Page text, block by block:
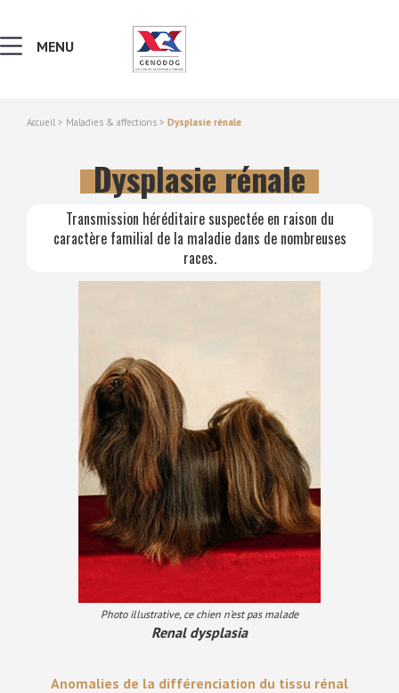
NOTIONS DE GÉNÉTIQUE
RECHERCHER UNE RACE
VERS LE SITE SCC.ASSO.FR
MENU
Accueil > Maladies & affections > Dysplasie rénale
Dysplasie rénale
Transmission héréditaire suspectée en raison du
caractère familial de la maladie dans de nombreuses
races.
Photo illustrative, ce chien n’est pas malade
Renal dysplasia
Anomalies de la différenciation du tissu rénal